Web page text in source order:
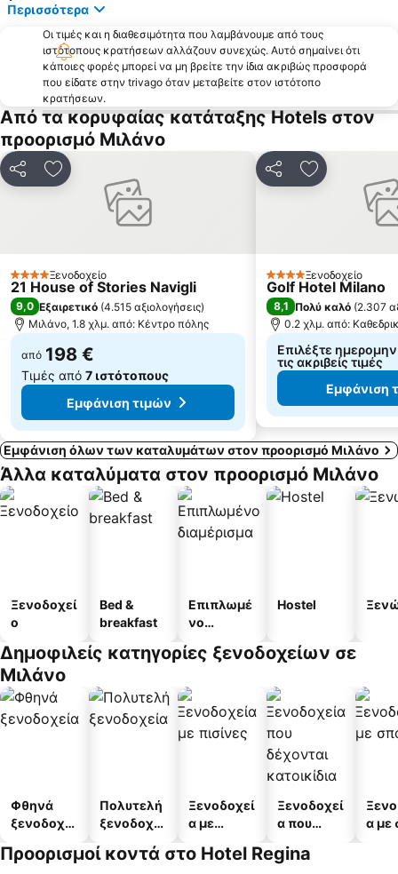
Porta Venezia
Lampugnano Metro Station
Navigli District
Gardaland Waterpark
Villa Monastero
Cadorna – Triennale Metro Station
Mediolanum Forum
Expo Milano
Minitalia Leolandia Park
Bovisasca
Missori Metro Station
Via Montenapoleone
Pinacoteca di Brera
Arco della Pace
Amendola Metro Station
Porta Garibaldi
Περισσότερα
Οι τιμές και η διαθεσιμότητα που λαμβάνουμε από τους
ιστότοπους κρατήσεων αλλάζουν συνεχώς. Αυτό σημαίνει ότι
κάποιες φορές μπορεί να μη βρείτε την ίδια ακριβώς προσφορά
που είδατε στην trivago όταν μεταβείτε στον ιστότοπο
κρατήσεων.
Από τα κορυφαίας κατάταξης Hotels στον
προορισμό Μιλάνο
ΚοινοποίησηΠροσθήκη στα αγαπημένα
4 ΑστέριαΞενοδοχείο
21 House of Stories Navigli
9,0 Εξαιρετικό (4.515 αξιολογήσεις)
Μιλάνο, 1.8 χλμ. από: Κέντρο πόλης
από 198 €
Τιμές από 7 ιστότοπους
Εμφάνιση τιμών
ΚοινοποίησηΠροσθήκη
4 ΑστέριαΞενοδοχείο
Golf Hotel Milano
8,1 Πολύ καλό (2.307
0.2 χλμ. από:
Επιλέξτε
τις ακριβείς τιμές
Εμφάνιση
Εμφάνιση όλων των καταλυμάτων στον προορισμό Μιλάνο
Άλλα καταλύματα στον προορισμό Μιλάνο
Ξενοδοχεί
ο
Bed &
breakfast
Επιπλωμέ
νο
α
Hostel
Δημοφιλείς κατηγορίες ξενοδοχείων σε
Μιλάνο
Φθηνά
ξενοδοχεί
Πολυτελή
ξενοδοχεί
Ξενοδοχεί
α με
Ξενοδοχεί
α που
κατοικίδι
α με
Προορισμοί κοντά στο Hotel Regina